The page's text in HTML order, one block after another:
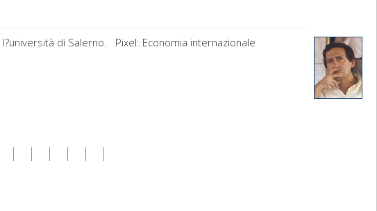
di Salerno. Pixel: Economia internazionale